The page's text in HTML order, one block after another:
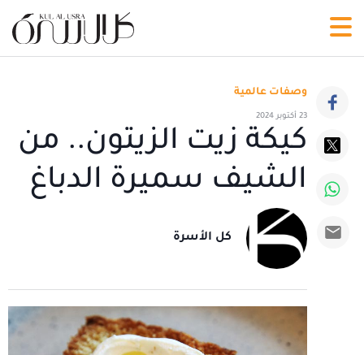
وصفات عالمية
23 أكتوبر 2024
كيكة زيت الزيتون.. من
الشيف سميرة الدباغ
كل الأسرة